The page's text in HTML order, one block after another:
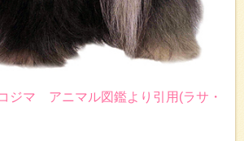
ジマ アニマル図鑑より引用(ラサ・